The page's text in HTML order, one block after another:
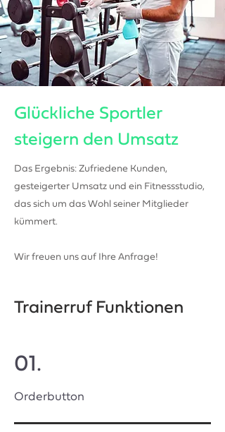
Glückliche Sportler
steigern den Umsatz
Das Ergebnis: Zufriedene Kunden,
gesteigerter Umsatz und ein Fitnessstudio,
das sich um das Wohl seiner Mitglieder
kümmert.
Wir freuen uns auf Ihre Anfrage!
Trainerruf Funktionen
01.
Orderbutton